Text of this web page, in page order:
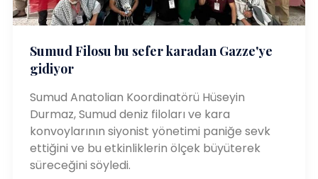
Sumud Filosu bu sefer karadan Gazze'ye
gidiyor
Sumud Anatolian Koordinatörü Hüseyin
Durmaz, Sumud deniz filoları ve kara
konvoylarının siyonist yönetimi paniğe sevk
ettiğini ve bu etkinliklerin ölçek büyüterek
süreceğini söyledi.